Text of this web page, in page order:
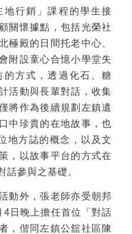
行銷」課程的學生接
關懷據點，包括光榮社
極殿的日間托老中心、
附設童心合憶小學堂失
方式，透過化石、糖
活動與長輩對話，收集
將作為後續規劃左鎮遺
中珍貴的在地故事，也
地方誌的概念，以及文
，以故事平台的方式在
話參與之基礎。
動外，張老師亦受朝邦
日晚上擔任首位「對話
，偕同左鎮公舘社區陳